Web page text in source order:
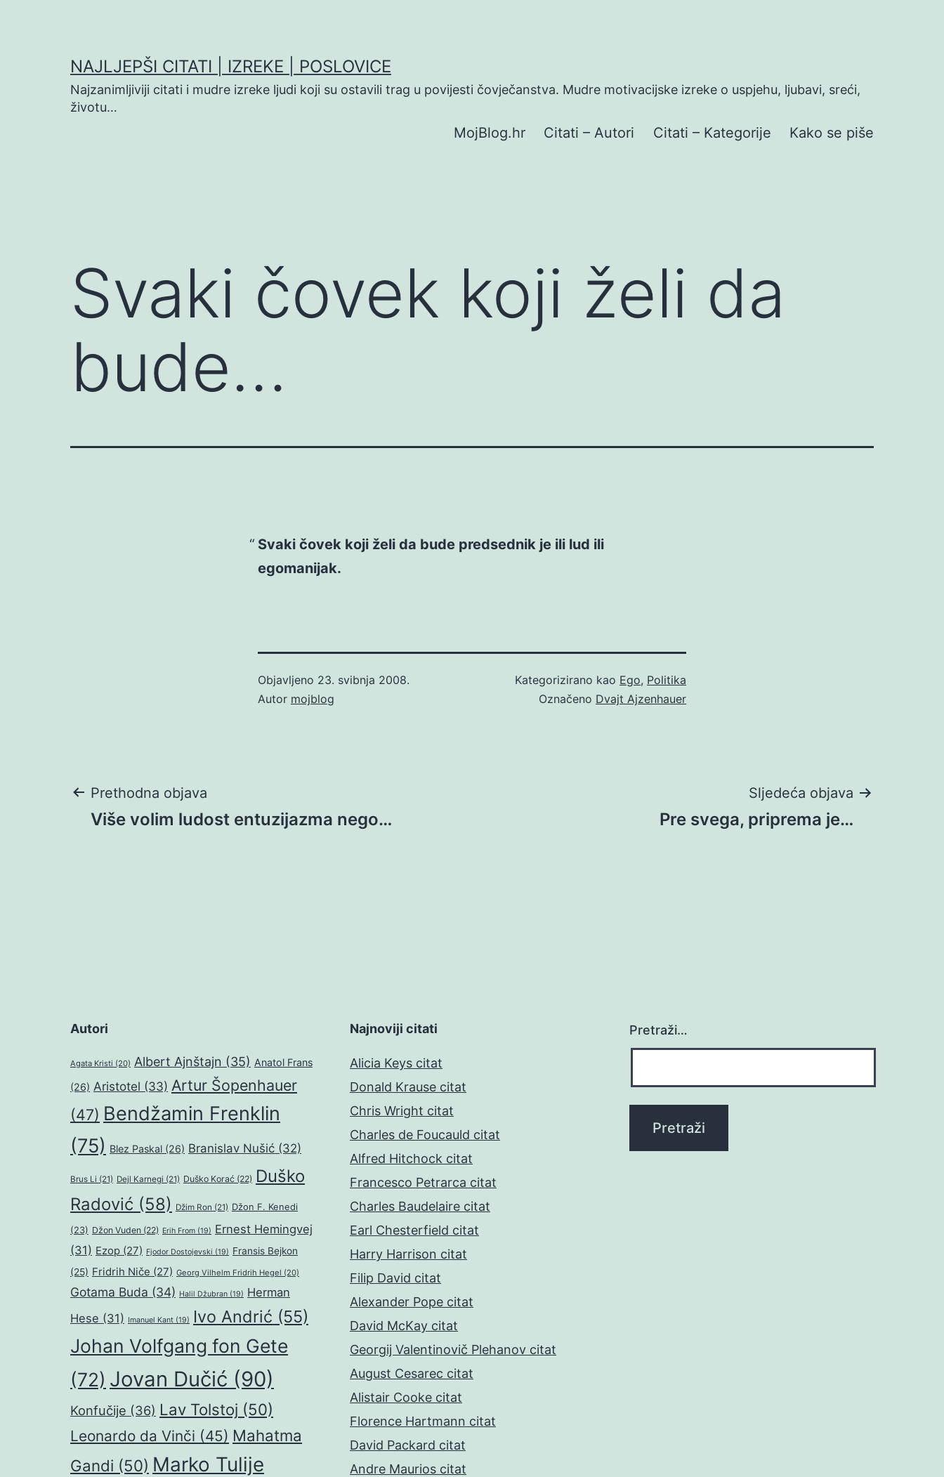
NAJLJEPŠI CITATI | IZREKE | POSLOVICE
Najzanimljiviji citati i mudre izreke ljudi koji su ostavili trag u povijesti čovječanstva. Mudre motivacijske izreke o uspjehu, ljubavi, sreći,
životu…
MojBlog.hr Citati – Autori Citati – Kategorije Kako se piše
Svaki čovek koji želi da
bude…
Svaki čovek koji želi da bude predsednik je ili lud ili
egomanijak.
Objavljeno 23. svibnja 2008.
Autor mojblog
Kategorizirano kao Ego, Politika
Označeno Dvajt Ajzenhauer
Navigacija
Prethodna objava
Više volim ludost entuzijazma nego…
Sljedeća objava
Pre svega, priprema je…
Autori
Agata Kristi (20) Albert Ajnštajn (35) Anatol Frans
(26) Aristotel (33) Artur Šopenhauer
(47) Bendžamin Frenklin
(75) Blez Paskal (26) Branislav Nušić (32)
Brus Li (21) Dejl Karnegi (21) Duško Korać (22) Duško
Radović (58) Džim Ron (21) Džon F. Kenedi
(23) Džon Vuden (22) Erih From (19) Ernest Hemingvej
(31) Ezop (27) Fjodor Dostojevski (19) Fransis Bejkon
(25) Fridrih Niče (27) Georg Vilhelm Fridrih Hegel (20)
Gotama Buda (34) Halil Džubran (19) Herman
Hese (31) Imanuel Kant (19) Ivo Andrić (55)
Johan Volfgang fon Gete
(72) Jovan Dučić (90)
Konfučije (36) Lav Tolstoj (50)
Leonardo da Vinči (45) Mahatma
Gandi (50) Marko Tulije
Najnoviji citati
Alicia Keys citat
Donald Krause citat
Chris Wright citat
Charles de Foucauld citat
Alfred Hitchock citat
Francesco Petrarca citat
Charles Baudelaire citat
Earl Chesterfield citat
Harry Harrison citat
Filip David citat
Alexander Pope citat
David McKay citat
Georgij Valentinovič Plehanov citat
August Cesarec citat
Alistair Cooke citat
Florence Hartmann citat
David Packard citat
Andre Maurios citat
Pretraži…